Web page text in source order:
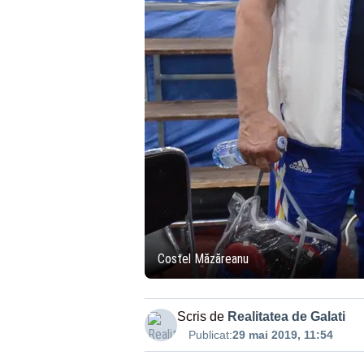
Costel Măzăreanu
Scris de Realitatea de Galati
Publicat:29 mai 2019, 11:54